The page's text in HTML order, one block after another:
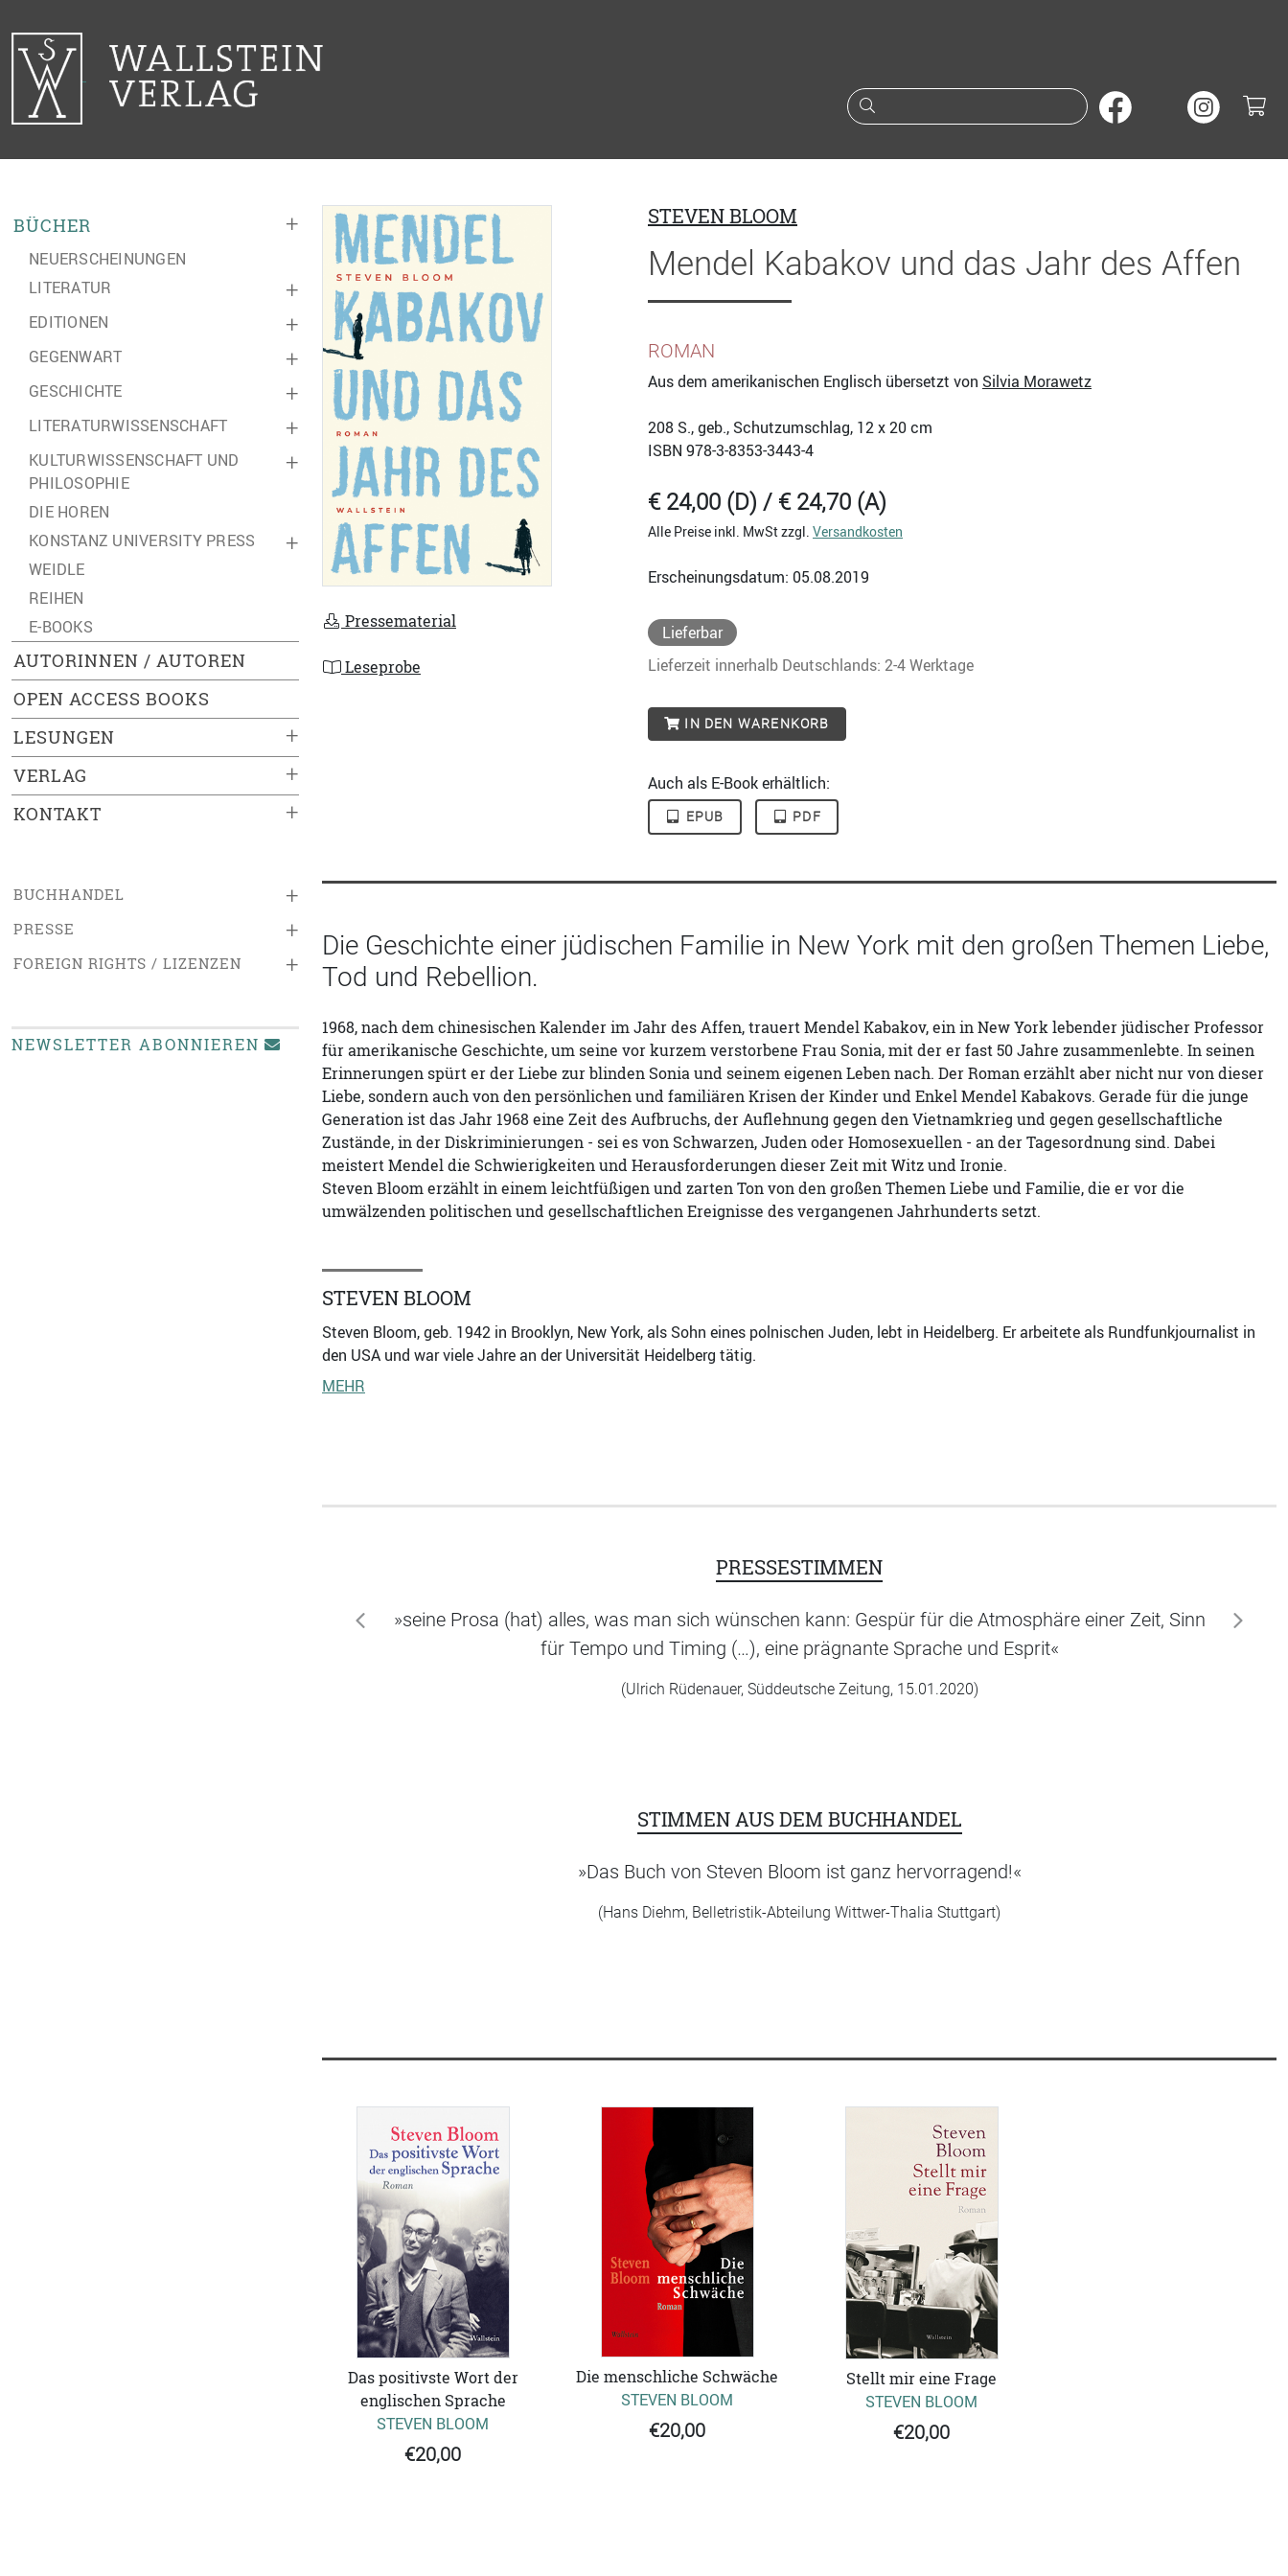
Suche nach Büchern oder
+
BÜCHER
NEUERSCHEINUNGEN
+
LITERATUR
+
EDITIONEN
+
GEGENWART
+
GESCHICHTE
+
LITERATURWISSENSCHAFT
+
KULTURWISSENSCHAFT UND
PHILOSOPHIE
DIE HOREN
+
KONSTANZ UNIVERSITY PRESS
WEIDLE
REIHEN
E-BOOKS
AUTORINNEN / AUTOREN
OPEN ACCESS BOOKS
+
LESUNGEN
+
VERLAG
+
KONTAKT
+
BUCHHANDEL
+
PRESSE
+
FOREIGN RIGHTS / LIZENZEN
NEWSLETTER ABONNIEREN
Pressematerial
Leseprobe
STEVEN BLOOM
Mendel Kabakov und das Jahr des Affen
ROMAN
Aus dem amerikanischen Englisch übersetzt von Silvia Morawetz
208 S., geb., Schutzumschlag, 12 x 20 cm
ISBN 978-3-8353-3443-4
€ 24,00 (D) / € 24,70 (A)
Alle Preise inkl. MwSt zzgl. Versandkosten
Erscheinungsdatum: 05.08.2019
Lieferbar
Lieferzeit innerhalb Deutschlands: 2-4 Werktage
IN DEN WARENKORB
Auch als E-Book erhältlich:
EPUB PDF
Die Geschichte einer jüdischen Familie in New York mit den großen Themen Liebe,
Tod und Rebellion.
1968, nach dem chinesischen Kalender im Jahr des Affen, trauert Mendel Kabakov, ein in New York lebender jüdischer Professor
für amerikanische Geschichte, um seine vor kurzem verstorbene Frau Sonia, mit der er fast 50 Jahre zusammenlebte. In seinen
Erinnerungen spürt er der Liebe zur blinden Sonia und seinem eigenen Leben nach. Der Roman erzählt aber nicht nur von dieser
Liebe, sondern auch von den persönlichen und familiären Krisen der Kinder und Enkel Mendel Kabakovs. Gerade für die junge
Generation ist das Jahr 1968 eine Zeit des Aufbruchs, der Auflehnung gegen den Vietnamkrieg und gegen gesellschaftliche
Zustände, in der Diskriminierungen - sei es von Schwarzen, Juden oder Homosexuellen - an der Tagesordnung sind. Dabei
meistert Mendel die Schwierigkeiten und Herausforderungen dieser Zeit mit Witz und Ironie.
Steven Bloom erzählt in einem leichtfüßigen und zarten Ton von den großen Themen Liebe und Familie, die er vor die
umwälzenden politischen und gesellschaftlichen Ereignisse des vergangenen Jahrhunderts setzt.
STEVEN BLOOM
Steven Bloom, geb. 1942 in Brooklyn, New York, als Sohn eines polnischen Juden, lebt in Heidelberg. Er arbeitete als Rundfunkjournalist in
den USA und war viele Jahre an der Universität Heidelberg tätig.
MEHR
PRESSESTIMMEN
»seine Prosa (hat) alles, was man sich wünschen kann: Gespür für die Atmosphäre einer Zeit, Sinn
für Tempo und Timing (…), eine prägnante Sprache und Esprit«
(Ulrich Rüdenauer, Süddeutsche Zeitung, 15.01.2020)
zurück weiter
STIMMEN AUS DEM BUCHHANDEL
»Das Buch von Steven Bloom ist ganz hervorragend!«
(Hans Diehm, Belletristik-Abteilung Wittwer-Thalia Stuttgart)
Das positivste Wort der
englischen Sprache
STEVEN BLOOM
€20,00
Die menschliche Schwäche
STEVEN BLOOM
€20,00
Stellt mir eine Frage
STEVEN BLOOM
€20,00